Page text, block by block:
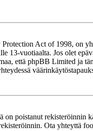
Act of 1998, on
13-vuotiaalta. Jos olet
että phpBB Limited ja
poistanut rekisteröinnin
Ota yhteyttä